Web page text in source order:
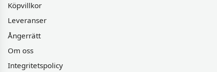
Köpvillkor
Leveranser
Ångerrätt
Om oss
Integritetspolicy